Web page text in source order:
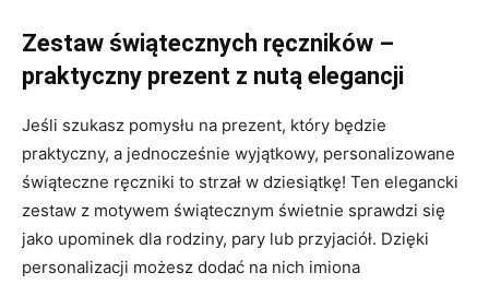
Zestaw świątecznych ręczników –
praktyczny prezent z nutą elegancji
Jeśli szukasz pomysłu na prezent, który będzie
praktyczny, a jednocześnie wyjątkowy, personalizowane
świąteczne ręczniki to strzał w dziesiątkę! Ten elegancki
zestaw z motywem świątecznym świetnie sprawdzi się
jako upominek dla rodziny, pary lub przyjaciół. Dzięki
personalizacji możesz dodać na nich imiona